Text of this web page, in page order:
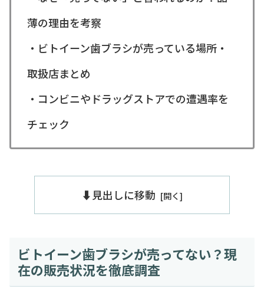
薄の理由を考察
・ビトイーン歯ブラシが売っている場所・
取扱店まとめ
・コンビニやドラッグストアでの遭遇率を
チェック
⬇️見出しに移動
ビトイーン歯ブラシが売ってない？現
在の販売状況を徹底調査